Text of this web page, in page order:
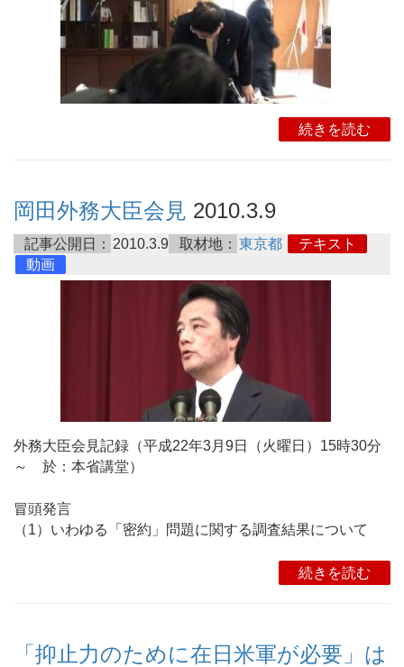
続きを読む
岡田外務大臣会見 2010.3.9
記事公開日： 2010.3.9 取材地： 東京都
テキスト
動画
外務大臣会見記録（平成22年3月9日（火曜日）15時30分
～ 於：本省講堂）
冒頭発言
（1）いわゆる「密約」問題に関する調査結果について
続きを読む
「抑止力のために在日米軍が必要」は